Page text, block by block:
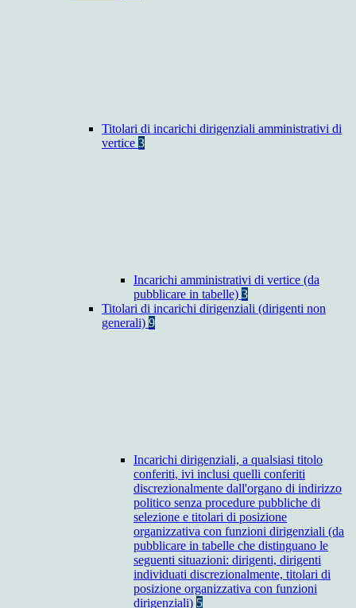
Titolari di incarichi dirigenziali amministrativi di
vertice 3
Incarichi amministrativi di vertice (da
pubblicare in tabelle) 3
Titolari di incarichi dirigenziali (dirigenti non
generali) 9
Incarichi dirigenziali, a qualsiasi titolo
conferiti, ivi inclusi quelli conferiti
discrezionalmente dall'organo di indirizzo
politico senza procedure pubbliche di
selezione e titolari di posizione
organizzativa con funzioni dirigenziali (da
pubblicare in tabelle che distinguano le
seguenti situazioni: dirigenti, dirigenti
individuati discrezionalmente, titolari di
posizione organizzativa con funzioni
dirigenziali) 5